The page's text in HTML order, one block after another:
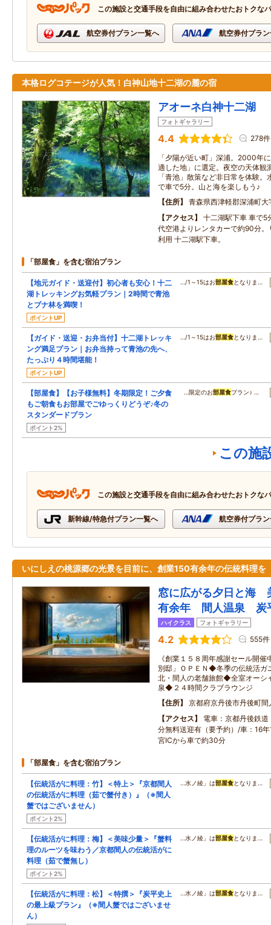
この施設と交通手段を自由に組み合わせたおトクな
航空券付プラン一覧へ 航空券付プラ
本格ログコテージが人気！白神山地十二湖の麓の宿
アオーネ白神十二湖
フォトギャラリー
4.4 278件
「夕陽が近い町」深浦。2000年
適した地」に選定。夜空の天体観
「青池」散策など非日常を体験
で車で5分。山と海を楽しもう♪
住所
青森県西津軽郡深浦町
アクセス
十二湖駅下車 車で5
代空港よりレンタカーで約90分。
利用 十二湖駅下車。
「部屋食」を含む宿泊プラン
【地元ガイド・送迎付】初心者も安心！十二
湖トレッキングお気軽プラン｜2時間で青池
とブナ林を満喫！
ポイントUP
…/1～15はお部屋食となりま…
【ガイド・送迎・お弁当付】十二湖トレッキ
ング満足プラン｜お弁当持って青池の先へ、
たっぷり４時間堪能！
ポイントUP
…/1～15はお部屋食となりま…
【部屋食】【お子様無料】冬期限定！ご夕食
もご朝食もお部屋でごゆっくりどうぞ♪冬の
スタンダードプラン
ポイント2%
…限定のお部屋食プラン♪ …
この施
この施設と交通手段を自由に組み合わせたおトクな
新幹線/特急付プラン一覧へ 航空券付プラ
いにしえの桃源郷の光景を目前に、創業150有余年の伝統料理を
窓に広がる夕日と海
有余年 間人温泉 炭
ハイクラス フォトギャラリー
4.2 555件
《創業１５８周年感謝セール開
別邸」ＯＰＥＮ◆冬季の伝統活ガ
北・間人の老舗旅館◆全室オー
泉◆２４時間クラブラウンジ
住所
京都府京丹後市丹後町間
アクセス
電車：京都丹後鉄
分無料送迎有（要予約）/車：16
宮ICから車で約30分
「部屋食」を含む宿泊プラン
【伝統活がに料理：竹】＜特上＞『京都間人
の伝統活がに料理（茹で蟹付き）』（※間人
蟹ではございません）
ポイント2%
…水ノ綾」は部屋食となりま…
【伝統活がに料理：梅】＜美味少量＞『蟹料
理のルーツを味わう／京都間人の伝統活がに
料理（茹で蟹無し）
ポイント2%
…水ノ綾」は部屋食となりま…
【伝統活がに料理：松】＜特撰＞『炭平史上
の最上級プラン』（※間人蟹ではございませ
ん）
…水ノ綾」は部屋食となりま…